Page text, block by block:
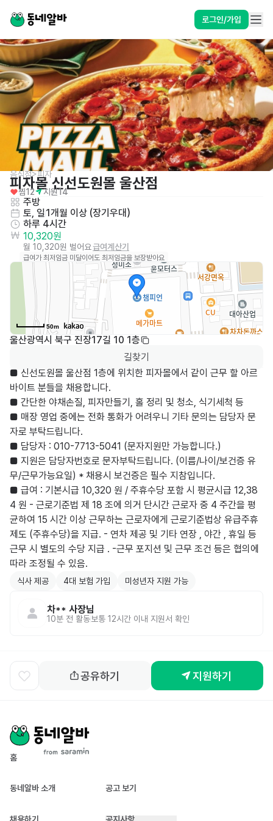
로그인/가입
음식점>피자
피자몰 신선도원몰 울산점
찜12 지원14
주방
토, 일1개월 이상 (장기우대)
하루 4시간
10,320원
월 10,320원 벌어요급여계산기
급여가 최저임금 미달이어도 최저임금을 보장받아요
50m
울산광역시 북구 진장17길 10 1층
길찾기
■ 신선도원몰 울산점 1층에 위치한 피자몰에서 같이 근무 할 아르
바이트 분들을 채용합니다.
■ 간단한 야채손질, 피자만들기, 홀 정리 및 청소, 식기세척 등
■ 매장 영업 중에는 전화 통화가 어려우니 기타 문의는 담당자 문
자로 부탁드립니다.
■ 담당자 : 010-7713-5041 (문자지원만 가능합니다.)
■ 지원은 담당자번호로 문자부탁드립니다. (이름/나이/보건증 유
무/근무가능요일) * 채용시 보건증은 필수 지참입니다.
■ 급여 : 기본시급 10,320 원 / 주휴수당 포함 시 평균시급 12,38
4 원 - 근로기준법 제 18 조에 의거 단시간 근로자 중 4 주간을 평
균하여 15 시간 이상 근무하는 근로자에게 근로기준법상 유급주휴
제도 (주휴수당)을 지급. - 연차 제공 및 기타 연장 , 야간 , 휴일 등
근무 시 별도의 수당 지급 . -근무 포지션 및 근무 조건 등은 협의에
따라 조정될 수 있음.
식사 제공 4대 보험 가입 미성년자 지원 가능
차** 사장님
10분 전 활동보통 12시간 이내 지원서 확인
공유하기 지원하기
홈
동네알바 소개 공고 보기
채용하기 공지사항